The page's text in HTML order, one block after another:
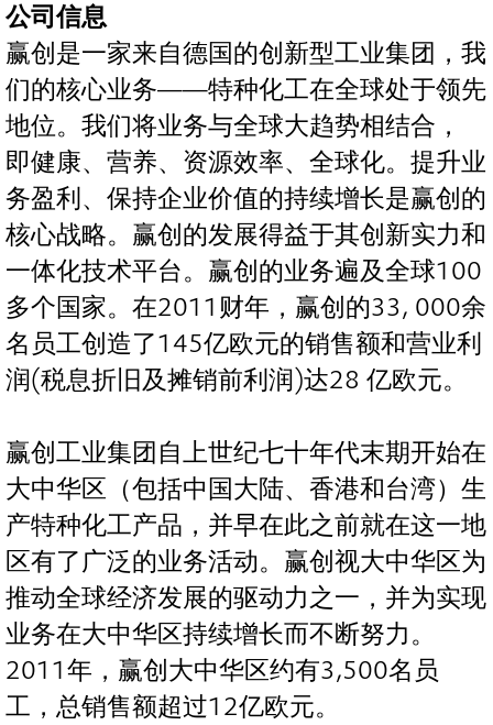
公司信息
赢创是一家来自德国的创新型工业集团，我
们的核心业务——特种化工在全球处于领先
地位。我们将业务与全球大趋势相结合，
即健康、营养、资源效率、全球化。提升业
务盈利、保持企业价值的持续增长是赢创的
核心战略。赢创的发展得益于其创新实力和
一体化技术平台。赢创的业务遍及全球100
多个国家。在2011财年，赢创的33, 000余
名员工创造了145亿欧元的销售额和营业利
润(税息折旧及摊销前利润)达28 亿欧元。
赢创工业集团自上世纪七十年代末期开始在
大中华区（包括中国大陆、香港和台湾）生
产特种化工产品，并早在此之前就在这一地
区有了广泛的业务活动。赢创视大中华区为
推动全球经济发展的驱动力之一，并为实现
业务在大中华区持续增长而不断努力。
2011年，赢创大中华区约有3,500名员
工，总销售额超过12亿欧元。